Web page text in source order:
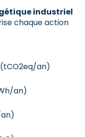
industriel
chaque action
(tCO2eq/an)
an)